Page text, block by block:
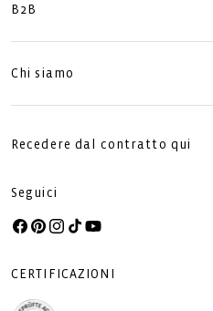
B2B
Chi siamo
Recedere dal contratto qui
Seguici
Facebook
Pinterest
Instagram
TikTokYouTube
CERTIFICAZIONI